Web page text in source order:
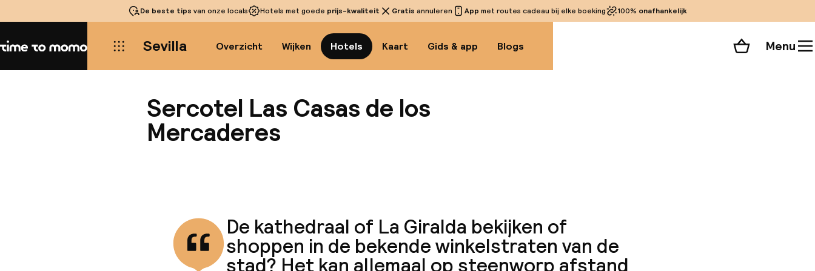
De beste tips van onze locals Hotels met goede prijs-kwaliteit Gratis annuleren App met routes cadeau bij elke boeking 100% onafhankelijk
Home Sevilla Overzicht Wijken Hotels Kaart Gids & app Blogs Winkelmand
Menu
Sercotel Las Casas de los
Mercaderes
De kathedraal of La Giralda bekijken of
shoppen in de bekende winkelstraten van de
stad? Het kan allemaal op steenworp afstand